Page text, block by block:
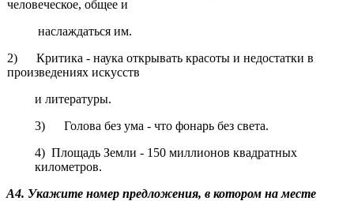
человеческое, об­щее и
наслаждаться им.
2) Критика - наука открывать красоты и недостатки в
произведениях ис­кусств
и литературы.
3) Голова без ума - что фонарь без света.
4) Площадь Земли - 150 миллионов квадратных
километров.
А4. Укажите номер предложения, в котором на месте